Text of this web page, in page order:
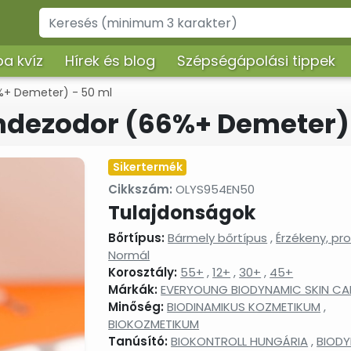
kvíz Hírek és blog Szépségápolási tippek
gél,
szerek
Ajándékcsomagok
Éjszakai arckrémek, arcbalzsamok
Kéz-, láb- és körömápolási termékek
Nyak- és dekoltázs ápolók
Sampon és hajápolás, hajbalzsam,
samponhab
ápolók
Szérumok, arcápoló hatóanyag
koncentrátumok
Tusfürdők, folyékony szappanok,
szappanhabok, fürdőkrémek
Demeter) - 50 ml
(66%+
Sikertermék
Cikkszám:OLYS954EN50
Tulajdonságok
Bőrtípus:Bármely bőrtípus ,Érzékeny,
Normál
Korosztály: 55+ ,12+ ,30+ , 45+
Márkák:EVERYOUNG BIODYNAMIC SKIN
Minőség:BIODINAMIKUS KOZMETIKUM ,
BIOKOZMETIKUM
Tanúsító:BIOKONTROLL HUNGÁRIA,